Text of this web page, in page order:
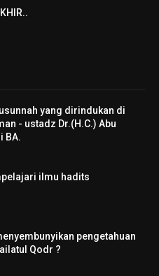
yang dirindukan di
- ustadz Dr.(H.C.) Abu
BA.
ilmu hadits
pengetahuan
Qodr ?